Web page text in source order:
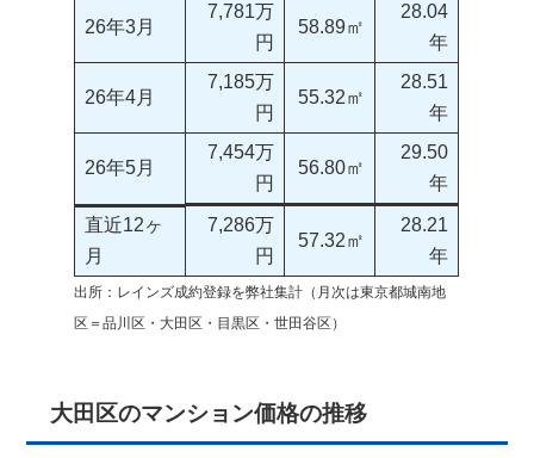
26年3月
7,781万
円
58.89㎡
28.04
年
26年4月
7,185万
円
55.32㎡
28.51
年
26年5月
7,454万
円
56.80㎡
29.50
年
直近12ヶ
月
7,286万
円
57.32㎡
28.21
年
出所：レインズ成約登録を弊社集計（月次は東京都城南地
区＝品川区・大田区・目黒区・世田谷区）
大田区のマンション価格の推移